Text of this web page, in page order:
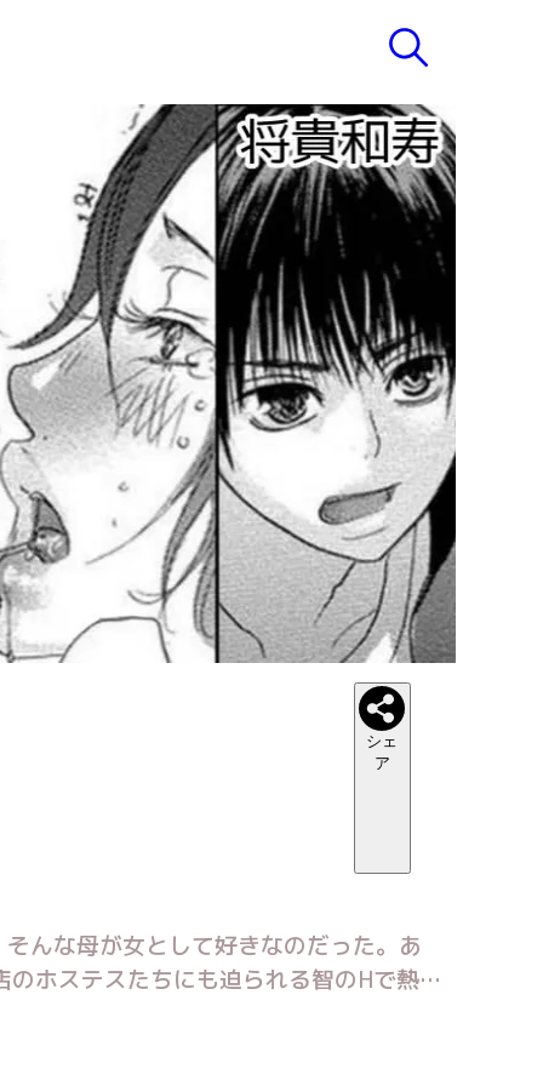
シェ
ア
んな母が女として好きなのだった。あ
ホステスたちにも迫られる智のHで熱